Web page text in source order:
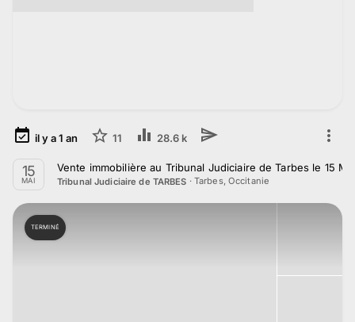
il y a1 an 11 28.6 k
15
MAI
Vente immobilière au Tribunal Judiciaire de Tarbes le 15
Tribunal Judiciaire de TARBES · Tarbes, Occitanie
TERMINÉ